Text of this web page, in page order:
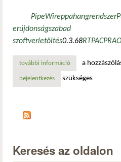
PipeWireppahangrendszer
erújdonságszabad
szoftverletöltés0.3.68RTPACP
további információa pipewire
a
bejelentkezés szükséges
Keresés az oldalon